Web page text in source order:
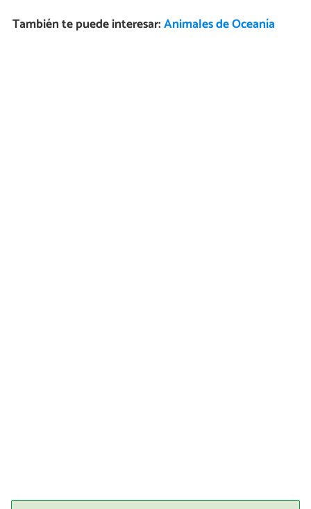
También te puede interesar:Animales de Oceanía